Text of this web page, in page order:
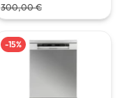
300,00 €
-15%